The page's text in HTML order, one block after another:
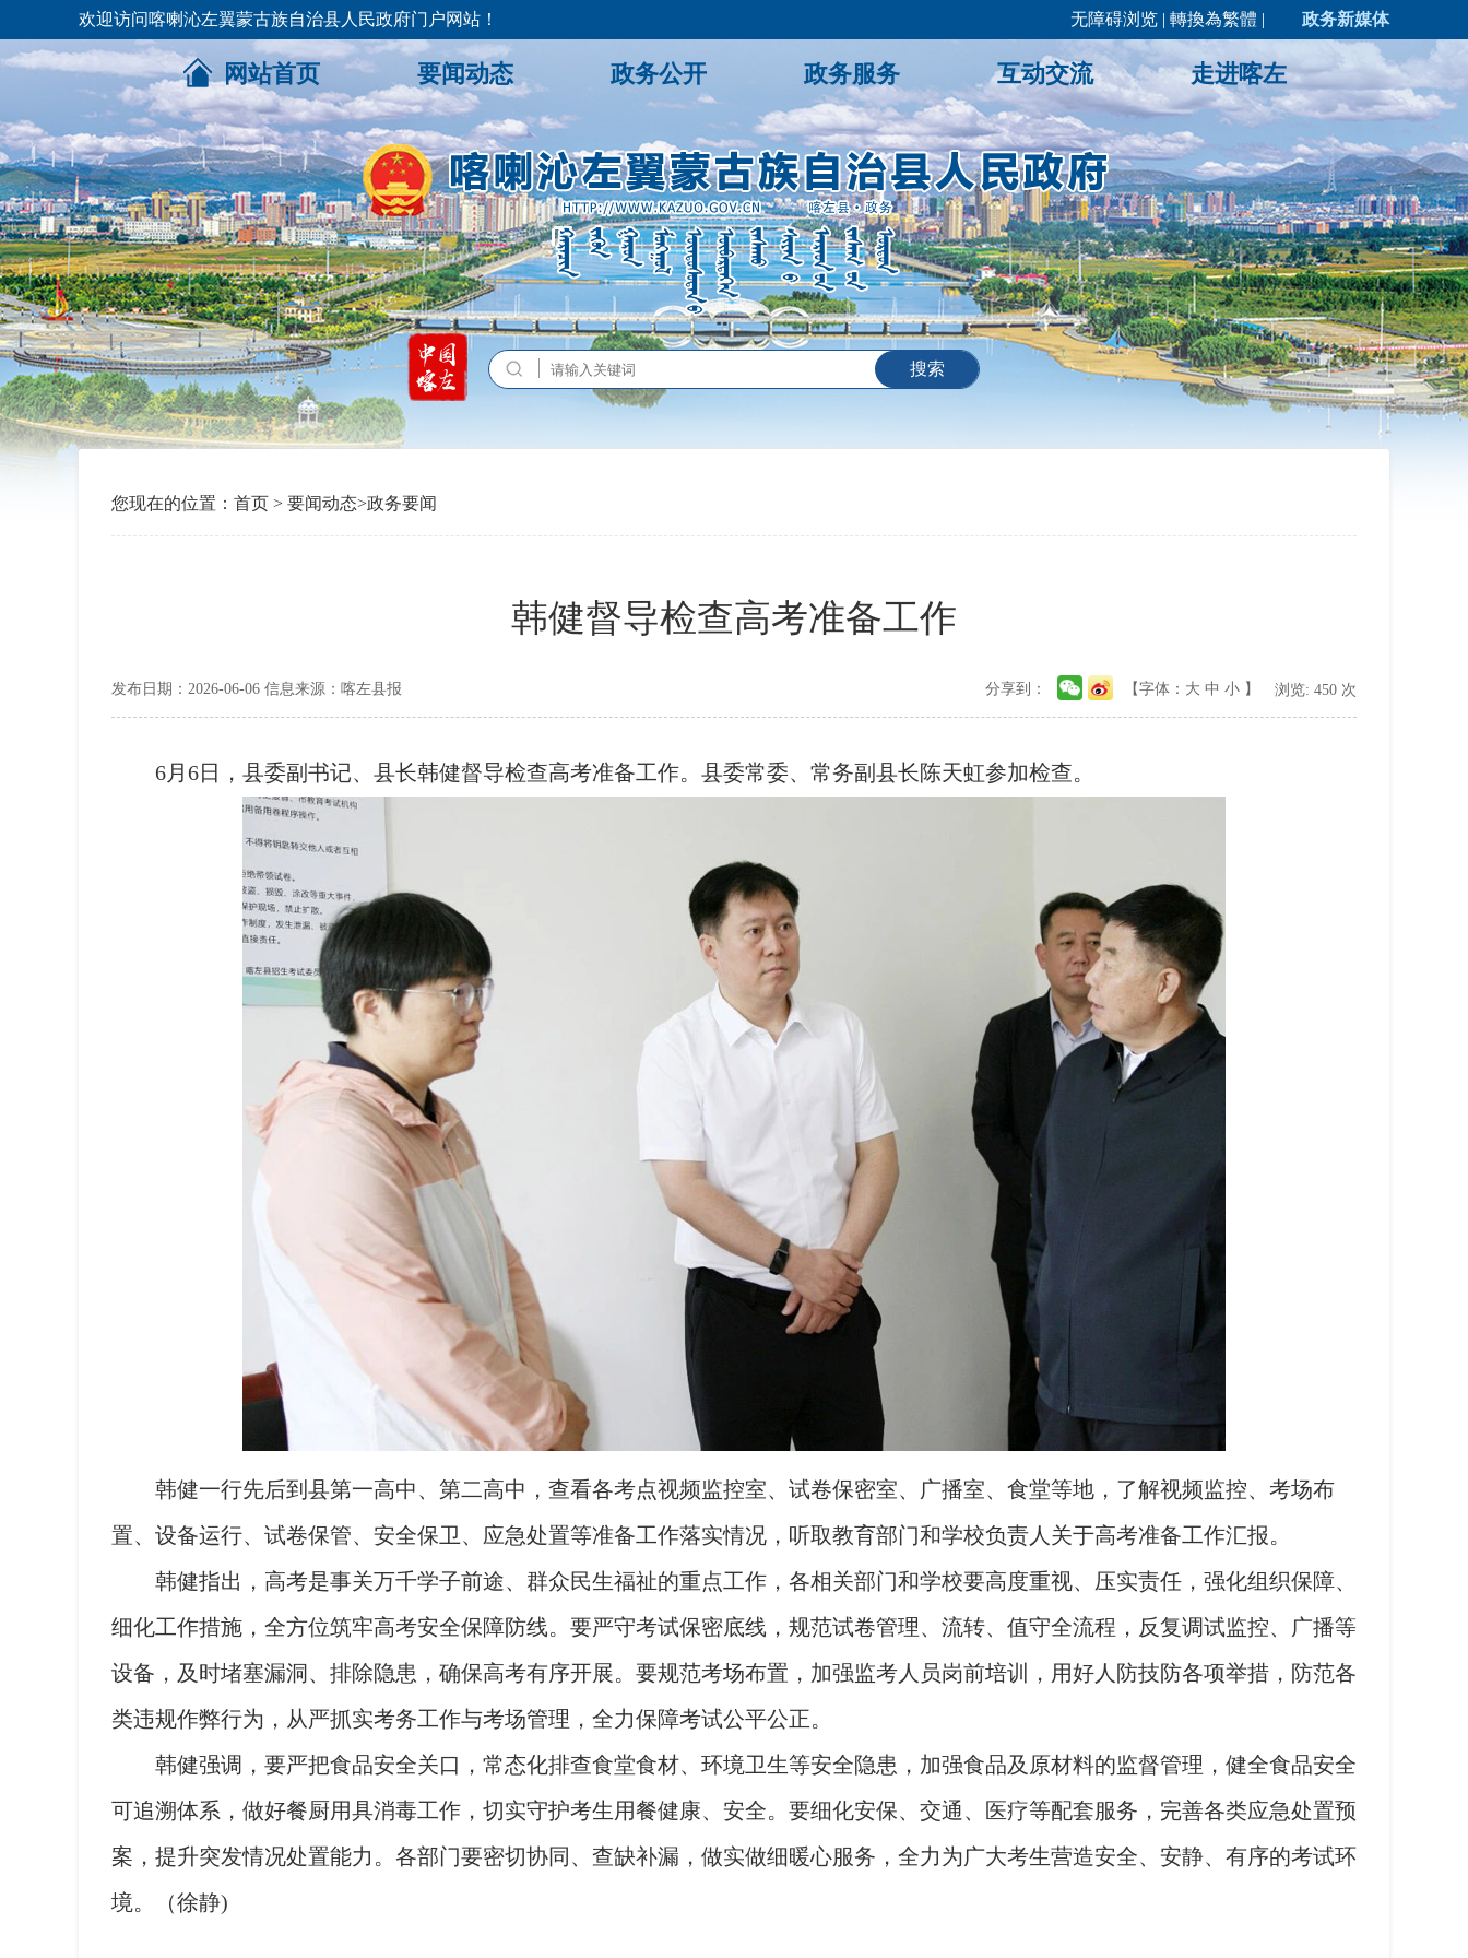
欢迎访问喀喇沁左翼蒙古族自治县人民政府门户网站！ 无障碍浏览 | 轉換為繁體 | 政务新媒体
网站首页 要闻动态 政务公开 政务服务 互动交流 走进喀左
您现在的位置： 首页 > 要闻动态>政务要闻
韩健督导检查高考准备工作
发布日期：2026-06-06 信息来源：喀左县报 【字体： 大 中 小 】 浏览: 450 次
分享到：
6月6日，县委副书记、县长韩健督导检查高考准备工作。县委常委、常务副县长陈天虹参加检查。
韩健一行先后到县第一高中、第二高中，查看各考点视频监控室、试卷保密室、广播室、食堂等地，了解视频监控、考场布
置、设备运行、试卷保管、安全保卫、应急处置等准备工作落实情况，听取教育部门和学校负责人关于高考准备工作汇报。
韩健指出，高考是事关万千学子前途、群众民生福祉的重点工作，各相关部门和学校要高度重视、压实责任，强化组织保障、
细化工作措施，全方位筑牢高考安全保障防线。要严守考试保密底线，规范试卷管理、流转、值守全流程，反复调试监控、广播等
设备，及时堵塞漏洞、排除隐患，确保高考有序开展。要规范考场布置，加强监考人员岗前培训，用好人防技防各项举措，防范各
类违规作弊行为，从严抓实考务工作与考场管理，全力保障考试公平公正。
韩健强调，要严把食品安全关口，常态化排查食堂食材、环境卫生等安全隐患，加强食品及原材料的监督管理，健全食品安全
可追溯体系，做好餐厨用具消毒工作，切实守护考生用餐健康、安全。要细化安保、交通、医疗等配套服务，完善各类应急处置预
案，提升突发情况处置能力。各部门要密切协同、查缺补漏，做实做细暖心服务，全力为广大考生营造安全、安静、有序的考试环
境。（徐静)